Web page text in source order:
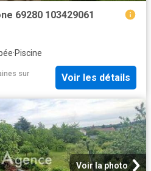
69280 103429061
·Piscine
sur
Voir les détails
Voir la photo